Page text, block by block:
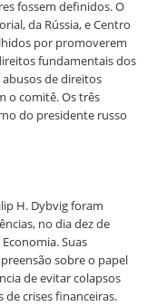
fossem definidos. O
da Rússia, e Centro
por promoverem
fundamentais dos
de direitos
o comitê. Os três
do presidente russo
H. Dybvig foram
no dia dez de
Suas
sobre o papel
de evitar colapsos
crises financeiras.